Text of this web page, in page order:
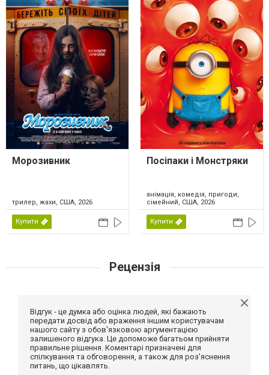
Морозивник
трилер, жахи, США, 2026
Купити
Посіпаки і Монстряки
анімація, комедія, пригоди,
сімейний, США, 2026
Купити
Рецензія
Відгук - це думка або оцінка людей, які бажають
передати досвід або враження іншим користувачам
нашого сайту з обов'язковою аргументацією
залишеного відгука. Це допоможе багатьом прийняти
правильне рішення. Коментарі призначені для
спілкування та обговорення, а також для роз'яснення
питань, що цікавлять.